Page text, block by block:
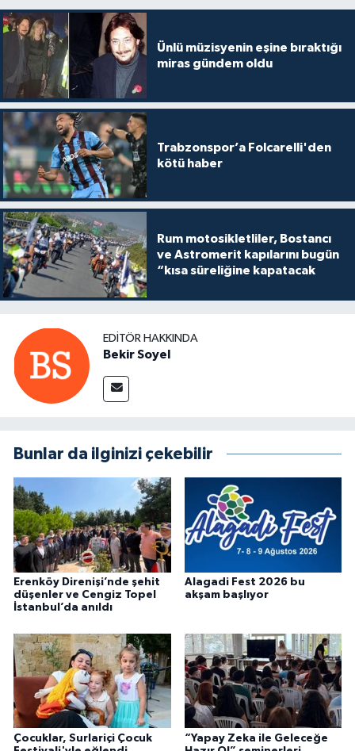
Ünlü müzisyenin eşine bıraktığı
miras gündem oldu
Trabzonspor’a Folcarelli'den
kötü haber
Rum motosikletliler, Bostancı
ve Astromerit kapılarını bugün
“kısa süreliğine kapatacak
EDITÖR HAKKINDA
Bekir Soyel
Bunlar da ilginizi çekebilir
Erenköy Direnişi’nde şehit
düşenler ve Cengiz Topel
İstanbul’da anıldı
Alagadi Fest 2026 bu
akşam başlıyor
Çocuklar, Surlariçi Çocuk
“Yapay Zeka ile Geleceğe